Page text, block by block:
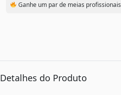
Ganhe um par de meias
Detalhes do Produto